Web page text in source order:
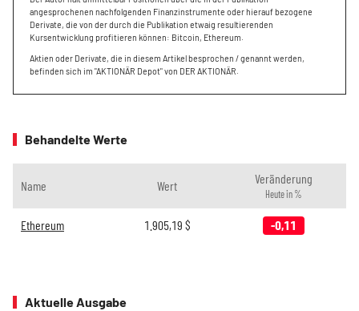
angesprochenen nachfolgenden Finanzinstrumente oder hierauf bezogene
Derivate, die von der durch die Publikation etwaig resultierenden
Kursentwicklung profitieren können: Bitcoin, Ethereum.
Aktien oder Derivate, die in diesem Artikel besprochen / genannt werden,
befinden sich im "AKTIONÄR Depot" von DER AKTIONÄR.
Behandelte Werte
Name Wert Veränderung
Heute in %
Ethereum 1.905,19 $ -0,11
Aktuelle Ausgabe